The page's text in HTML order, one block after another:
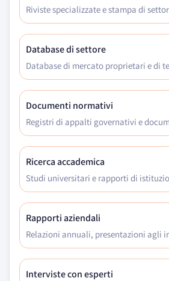
Riviste specializzate e stampa di
Database di settore
Database di mercato proprietari e di
Documenti normativi
Registri di appalti governativi e
Ricerca accademica
Studi universitari e rapporti di
Rapporti aziendali
Relazioni annuali, presentazioni agli
Interviste con esperti